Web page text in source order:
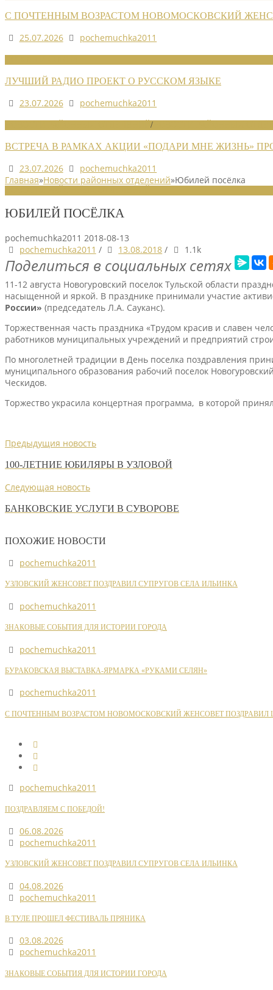
С ПОЧТЕННЫМ ВОЗРАСТОМ НОВОМОСКОВСКИЙ
25.07.2026
pochemuchka2011
ЛУЧШИЙ РАДИО ПРОЕКТ О РУССКОМ ЯЗЫКЕ
23.07.2026
pochemuchka2011
/
ВСТРЕЧА В РАМКАХ АКЦИИ «ПОДАРИ МНЕ ЖИЗНЬ»
23.07.2026
pochemuchka2011
Главная»Новости районных отделений»Юбилей посёлка
ЮБИЛЕЙ ПОСЁЛКА
pochemuchka2011 2018-08-13
pochemuchka2011 / 13.08.2018 / 1.1k
Поделиться в социальных сетях
11-12 августа Новогуровский поселок Тульской области
насыщенной и яркой. В празднике принимали участие
России» (председатель Л.А. Сауканс).
Торжественная часть праздника «Трудом красив и славен
работников муниципальных учреждений и предприятий
По многолетней традиции в День поселка поздравления
муниципального образования рабочий поселок
Ческидов.
Торжество украсила концертная программа, в которой
Предыдущия новость
100-ЛЕТНИЕ ЮБИЛЯРЫ В УЗЛОВОЙ
Следующая новость
БАНКОВСКИЕ УСЛУГИ В СУВОРОВЕ
ПОХОЖИЕ НОВОСТИ
pochemuchka2011
УЗЛОВСКИЙ ЖЕНСОВЕТ ПОЗДРАВИЛ СУПРУГОВ СЕЛА ИЛЬИНКА
pochemuchka2011
ЗНАКОВЫЕ СОБЫТИЯ ДЛЯ ИСТОРИИ ГОРОДА
pochemuchka2011
БУРАКОВСКАЯ ВЫСТАВКА-ЯРМАРКА «РУКАМИ СЕЛЯН»
pochemuchka2011
С ПОЧТЕННЫМ ВОЗРАСТОМ НОВОМОСКОВСКИЙ ЖЕНСОВЕТ ПОЗДРАВИЛ
pochemuchka2011
ПОЗДРАВЛЯЕМ С ПОБЕДОЙ!
06.08.2026
pochemuchka2011
УЗЛОВСКИЙ ЖЕНСОВЕТ ПОЗДРАВИЛ СУПРУГОВ СЕЛА ИЛЬИНКА
04.08.2026
pochemuchka2011
В ТУЛЕ ПРОШЕЛ ФЕСТИВАЛЬ ПРЯНИКА
03.08.2026
pochemuchka2011
ЗНАКОВЫЕ СОБЫТИЯ ДЛЯ ИСТОРИИ ГОРОДА